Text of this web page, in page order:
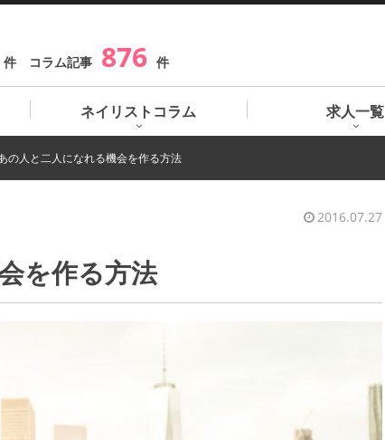
件 コラム記事 876 件
ネイリストコラム 求人一覧
の人と二人になれる機会を作る方法
2016.07.27
を作る方法